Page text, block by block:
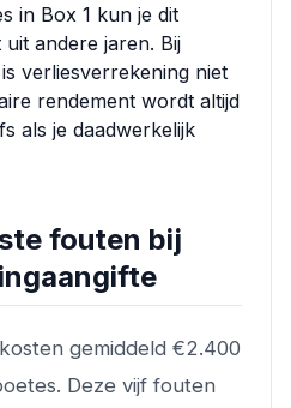
in Box 1 kun je dit
andere jaren. Bij
verliesverrekening niet
rendement wordt altijd
als je daadwerkelijk
fouten bij
gemiddeld €2.400
Deze vijf fouten